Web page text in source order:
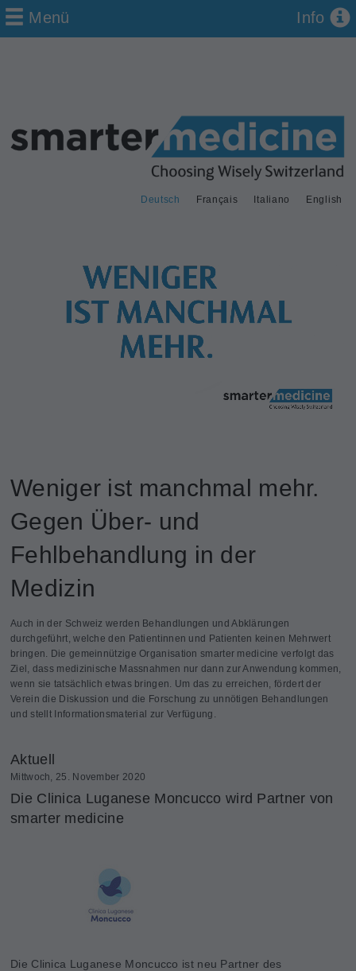
Deutsch Français Italiano English
Menü Info
Weniger ist manchmal mehr.
Gegen Über- und
Fehlbehandlung in der
Medizin
Auch in der Schweiz werden Behandlungen und Abklärungen
durchgeführt, welche den Patientinnen und Patienten keinen Mehrwert
bringen. Die gemeinnützige Organisation smarter medicine verfolgt das
Ziel, dass medizinische Massnahmen nur dann zur Anwendung kommen,
wenn sie tatsächlich etwas bringen. Um das zu erreichen, fördert der
Verein die Diskussion und die Forschung zu unnötigen Behandlungen
und stellt Informationsmaterial zur Verfügung.
Aktuell
Mittwoch, 25. November 2020
Die Clinica Luganese Moncucco wird Partner von
smarter medicine
Die Clinica Luganese Moncucco ist neu Partner des